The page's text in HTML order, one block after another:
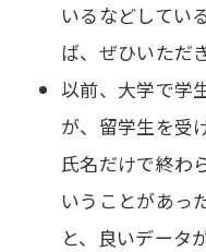
いるなどしてい
ば、ぜひいただ
以前、大学で学
が、留学生を受
氏名だけで終わ
いうことがあっ
と、良いデータ